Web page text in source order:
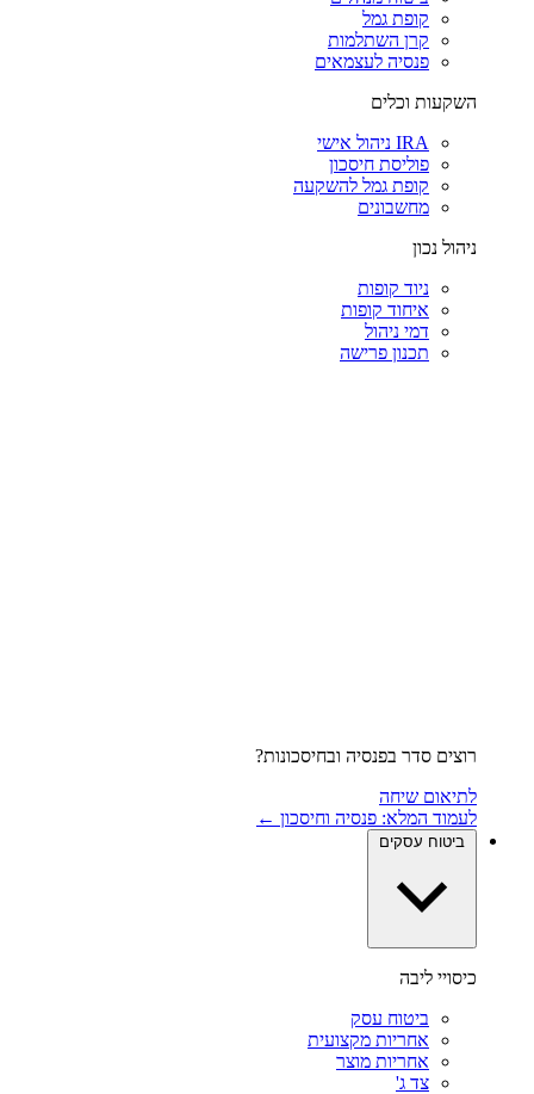
קופת גמל
קרן השתלמות
פנסיה לעצמאים
השקעות וכלים
IRA ניהול אישי
פוליסת חיסכון
קופת גמל להשקעה
מחשבונים
ניהול נכון
ניוד קופות
איחוד קופות
דמי ניהול
תכנון פרישה
רוצים סדר בפנסיה ובחיסכונות?
לתיאום שיחה
לעמוד המלא: פנסיה וחיסכון ←
ביטוח עסקים
כיסויי ליבה
ביטוח עסק
אחריות מקצועית
אחריות מוצר
צד ג'